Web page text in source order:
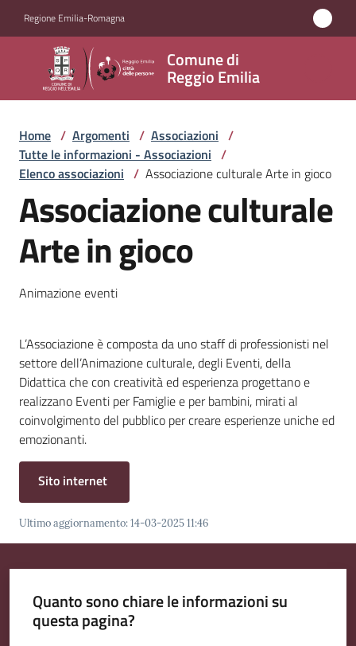
Regione Emilia-Romagna
Comune di
Reggio Emilia
Comune
di
Reggio
Emilia
Amministrazione
Servizi
Reggio
Emilia
Tutti
argomenti
Menu selezionato
T
u
Home / Argomenti / Associazioni /
Tutte le informazioni - Associazioni /
Elenco associazioni / Associazione culturale Arte in gioco
Associazione culturale
Arte in gioco
Animazione eventi
L’Associazione è composta da uno staff di professionisti nel
settore dell’Animazione culturale, degli Eventi, della
Didattica che con creatività ed esperienza progettano e
realizzano Eventi per Famiglie e per bambini, mirati al
coinvolgimento del pubblico per creare esperienze uniche ed
emozionanti.
Sito internet
Ultimo aggiornamento:14-03-2025 11:46
Quanto sono chiare le informazioni su
questa pagina?